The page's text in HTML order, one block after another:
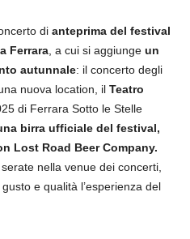
di anteprima del festival
Ferrara, a cui si aggiunge un
autunnale: il concerto degli
nuova location, il Teatro
di Ferrara Sotto le Stelle
birra ufficiale del festival,
Lost Road Beer Company.
nella venue dei concerti,
e qualità l’esperienza del